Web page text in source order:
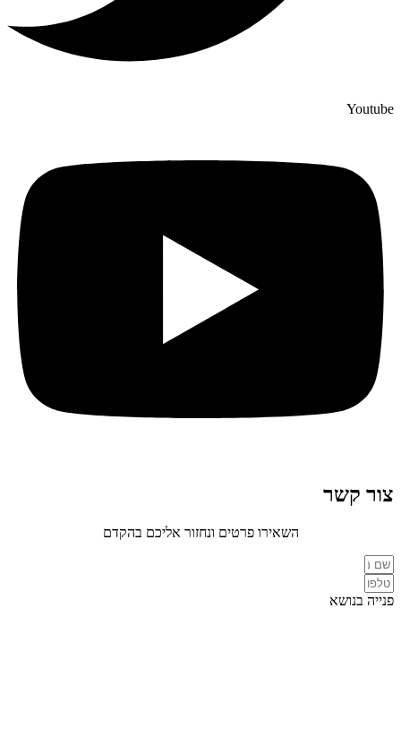
Youtube
צור קשר
השאירו פרטים ונחזור אליכם בהקדם
פנייה בנושא